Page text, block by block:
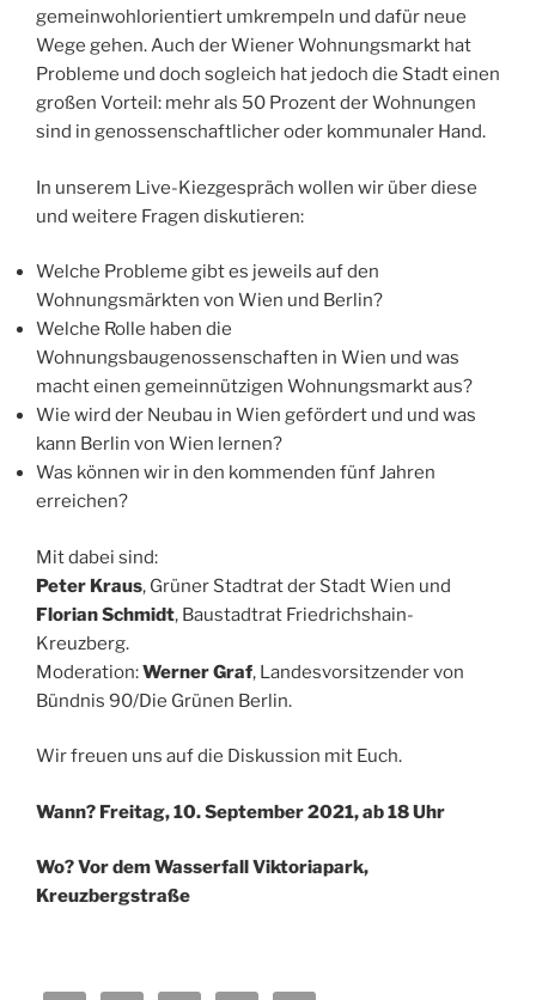
gemeinwohlorientiert umkrempeln und dafür neue
Wege gehen. Auch der Wiener Wohnungsmarkt hat
Probleme und doch sogleich hat jedoch die Stadt einen
großen Vorteil: mehr als 50 Prozent der Wohnungen
sind in genossenschaftlicher oder kommunaler Hand.
In unserem Live-Kiezgespräch wollen wir über diese
und weitere Fragen diskutieren:
Welche Probleme gibt es jeweils auf den
Wohnungsmärkten von Wien und Berlin?
Welche Rolle haben die
Wohnungsbaugenossenschaften in Wien und was
macht einen gemeinnützigen Wohnungsmarkt aus?
Wie wird der Neubau in Wien gefördert und und was
kann Berlin von Wien lernen?
Was können wir in den kommenden fünf Jahren
erreichen?
Mit dabei sind:
Peter Kraus, Grüner Stadtrat der Stadt Wien und
Florian Schmidt, Baustadtrat Friedrichshain-
Kreuzberg.
Moderation:Werner Graf, Landesvorsitzender von
Bündnis 90/Die Grünen Berlin.
Wir freuen uns auf die Diskussion mit Euch.
Wann? Freitag, 10. September 2021, ab 18 Uhr
Wo? Vor dem Wasserfall Viktoriapark,
Kreuzbergstraße